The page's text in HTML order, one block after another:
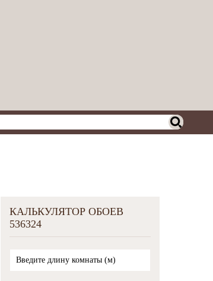
КАЛЬКУЛЯТОР ОБОЕВ
536324